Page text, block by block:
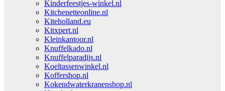
Kinderfeestjes-winkel.nl
Kitchenetteonline.nl
Kiteholland.eu
Kitxpert.nl
Kleinkantoor.nl
Knuffelkado.nl
Knuffelparadijs.nl
Koeltassenwinkel.nl
Koffershop.nl
Kokendwaterkranenshop.nl